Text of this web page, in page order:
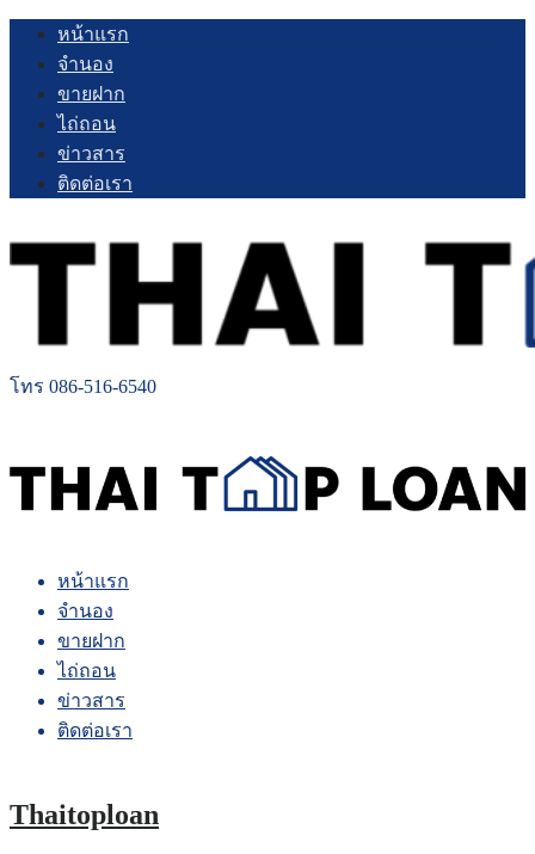
Skip
content
หน้าแรก
จำนอง
ขายฝาก
ไถ่ถอน
ข่าวสาร
ติดต่อเรา
โทร 086-516-6540
หน้าแรก
จำนอง
ขายฝาก
ไถ่ถอน
ข่าวสาร
ติดต่อเรา
Thaitoploan